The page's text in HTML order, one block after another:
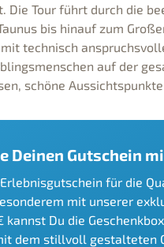
Die Tour führt durch die
bis hinauf zum
technisch
auf der
schöne
Deinen Gutschein
für die
mit unserer
kannst Du die
dem stillvoll gestalteten